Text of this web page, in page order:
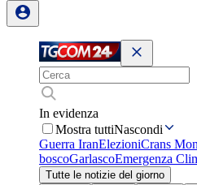
In evidenza
Mostra tuttiNascondi
Guerra IranElezioniCrans
boscoGarlascoEmergenza
Tutte le notizie del giorno